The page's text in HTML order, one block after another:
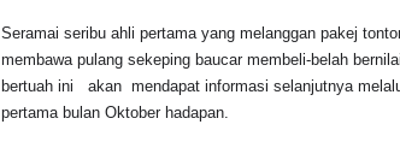
o
o
k
p
p
s
n
k
Seramai seribu ahli pertama yang melanggan pakej
membawa pulang sekeping baucar membeli-belah
bertuah ini akan mendapat informasi selanjutnya
pertama bulan Oktober hadapan.